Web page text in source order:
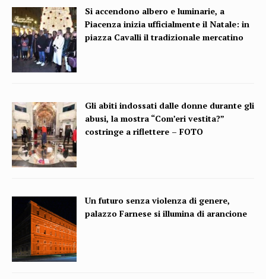
Si accendono albero e luminarie, a
Piacenza inizia ufficialmente il Natale: in
piazza Cavalli il tradizionale mercatino
Gli abiti indossati dalle donne durante gli
abusi, la mostra “Com’eri vestita?”
costringe a riflettere – FOTO
Un futuro senza violenza di genere,
palazzo Farnese si illumina di arancione